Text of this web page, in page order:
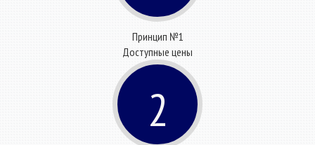
Принцип №1
Доступные цены
2